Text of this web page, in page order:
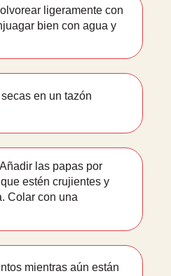
ligeramente con
bien con agua y
en un tazón
las papas por
estén crujientes y
Colar con una
mientras aún están